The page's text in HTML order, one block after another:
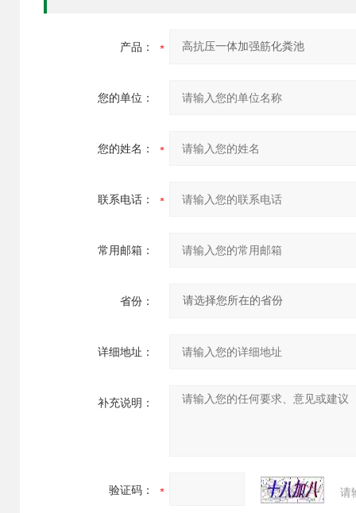
产品：
您的单位：
您的姓名：
联系电话：
常用邮箱：
省份：
详细地址：
补充说明：
验证码： 请